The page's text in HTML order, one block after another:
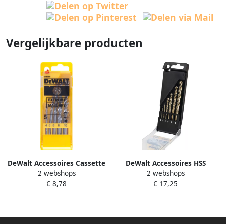
Vergelijkbare producten
DeWalt Accessoires Cassette
betonboren EXTREME 5-delig
4 5 6 8 10mm DT6956-QZ
2 webshops
€ 8,78
DeWalt Accessoires HSS
INDUSTRIAL COBALT
Metaalboor 6-delige set (2 3
2 webshops
€ 17,25